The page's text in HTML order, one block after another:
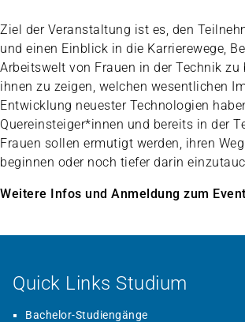
Ziel der Veranstaltung ist es, den
und einen Einblick in die Karrierewege,
Arbeitswelt von Frauen in der Technik zu
ihnen zu zeigen, welchen wesentlichen
Entwicklung neuester Technologien
Quereinsteiger*innen und bereits in der
Frauen sollen ermutigt werden, ihren
beginnen oder noch tiefer darin
Weitere Infos und Anmeldung zum Event
Quick Links Studium
Bachelor-Studiengänge